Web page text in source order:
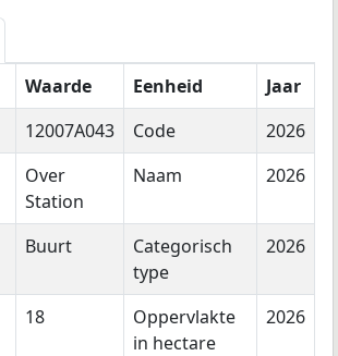
Waarde Eenheid
Jaar
12007A043 Code
2026
Over
Station
Naam 2026
Buurt
Categorisch
type
2026
18
Oppervlakte
in hectare
2026